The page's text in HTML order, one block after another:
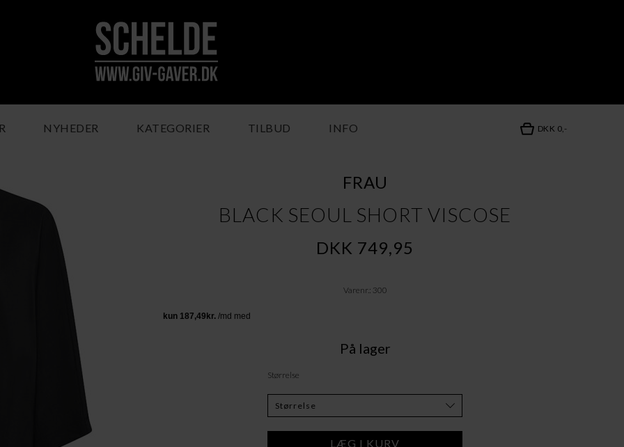
NYHEDER KATEGORIER TILBUD INFO DKK 0,-
FRAU
BLACK SEOUL SHORT VISCOSE
DKK 749,95
Varenr.: 300
På lager
Størrelse